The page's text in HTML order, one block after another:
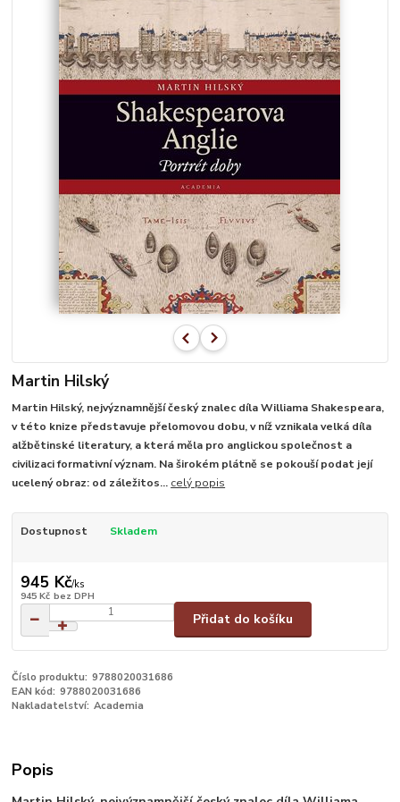
Martin Hilský
Martin Hilský, nejvýznamnější český znalec díla Williama Shakespeara,
v této knize představuje přelomovou dobu, v níž vznikala velká díla
alžbětinské literatury, a která měla pro anglickou společnost a
civilizaci formativní význam. Na širokém plátně se pokouší podat její
ucelený obraz: od záležitos... celý popis
Dostupnost Skladem
945 Kč/ks
945 Kč bez DPH
Přidat do košíku
Číslo produktu: 9788020031686
EAN kód: 9788020031686
Nakladatelství: Academia
Popis